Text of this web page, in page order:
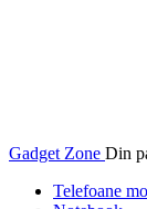
Gadget Zone Din
Telefoane